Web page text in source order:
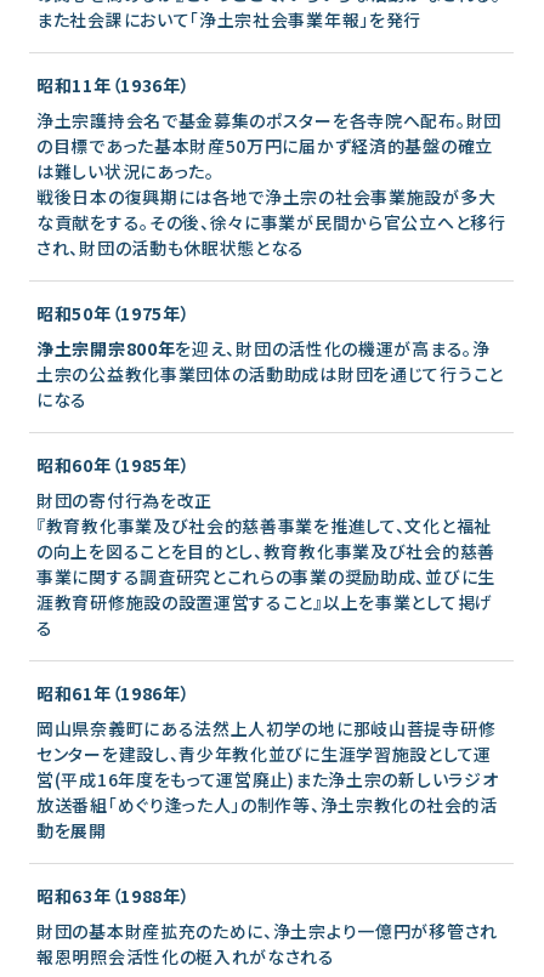
また社会課において「浄土宗社会事業年報」を発行
昭和11年（1936年）
浄土宗護持会名で基金募集のポスターを各寺院へ配布。財団
の目標であった基本財産50万円に届かず経済的基盤の確立
は難しい状況にあった。
戦後日本の復興期には各地で浄土宗の社会事業施設が多大
な貢献をする。その後、徐々に事業が民間から官公立へと移行
され、財団の活動も休眠状態となる
昭和50年（1975年）
浄土宗開宗800年を迎え、財団の活性化の機運が高まる。浄
土宗の公益教化事業団体の活動助成は財団を通じて行うこと
になる
昭和60年（1985年）
財団の寄付行為を改正
『教育教化事業及び社会的慈善事業を推進して、文化と福祉
の向上を図ることを目的とし、教育教化事業及び社会的慈善
事業に関する調査研究とこれらの事業の奨励助成、並びに生
涯教育研修施設の設置運営すること』以上を事業として掲げ
る
昭和61年（1986年）
岡山県奈義町にある法然上人初学の地に那岐山菩提寺研修
センターを建設し、青少年教化並びに生涯学習施設として運
営(平成16年度をもって運営廃止)また浄土宗の新しいラジオ
放送番組「めぐり逢った人」の制作等、浄土宗教化の社会的活
動を展開
昭和63年（1988年）
財団の基本財産拡充のために、浄土宗より一億円が移管され
報恩明照会活性化の梃入れがなされる